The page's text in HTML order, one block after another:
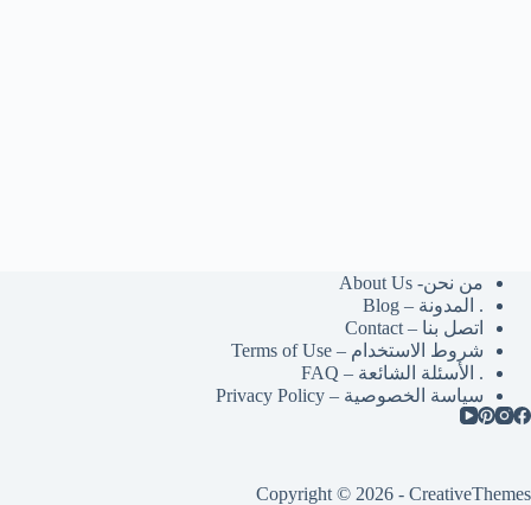
من نحن- About Us
. المدونة – Blog
اتصل بنا – Contact
شروط الاستخدام – Terms of Use
. الأسئلة الشائعة – FAQ
سياسة الخصوصية – Privacy Policy
Copyright © 2026 - CreativeThemes